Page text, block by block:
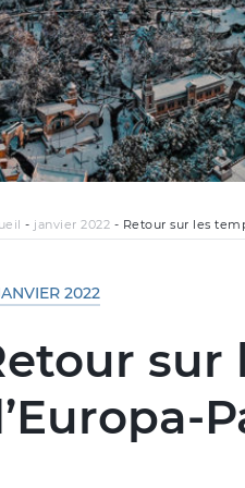
- janvier 2022 - Retour sur les
2022
sur